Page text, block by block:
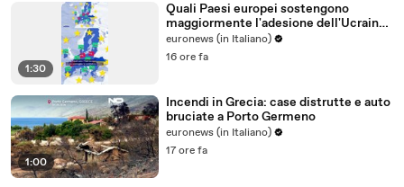
1:30
Quali Paesi europei sostengono
maggiormente l'adesione dell'Ucraina
all'Ue?
euronews (in Italiano)
16 ore fa
1:00
Incendi in Grecia: case distrutte e auto
bruciate a Porto Germeno
euronews (in Italiano)
17 ore fa